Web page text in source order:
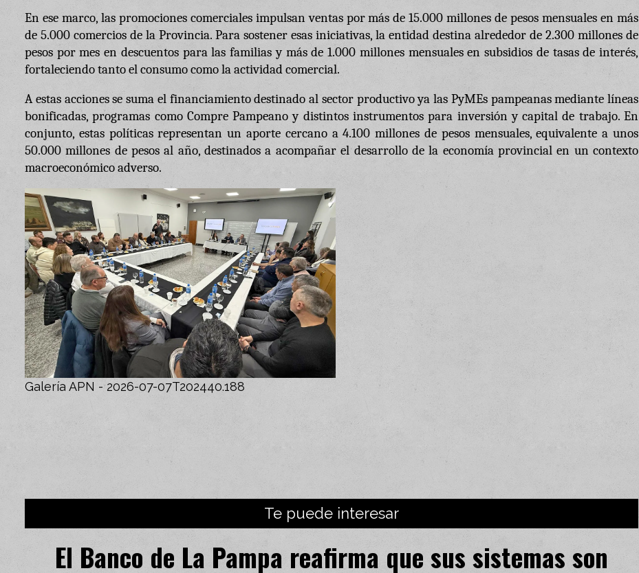
En ese marco, las promociones comerciales impulsan ventas por más de 15.000 millones de pesos mensuales en más
de 5.000 comercios de la Provincia. Para sostener esas iniciativas, la entidad destina alrededor de 2.300 millones de
pesos por mes en descuentos para las familias y más de 1.000 millones mensuales en subsidios de tasas de interés,
fortaleciendo tanto el consumo como la actividad comercial.
A estas acciones se suma el financiamiento destinado al sector productivo ya las PyMEs pampeanas mediante líneas
bonificadas, programas como Compre Pampeano y distintos instrumentos para inversión y capital de trabajo. En
conjunto, estas políticas representan un aporte cercano a 4.100 millones de pesos mensuales, equivalente a unos
50.000 millones de pesos al año, destinados a acompañar el desarrollo de la economía provincial en un contexto
macroeconómico adverso.
Galería APN - 2026-07-07T202440.188
Te puede interesar
El Banco de La Pampa reafirma que sus sistemas son